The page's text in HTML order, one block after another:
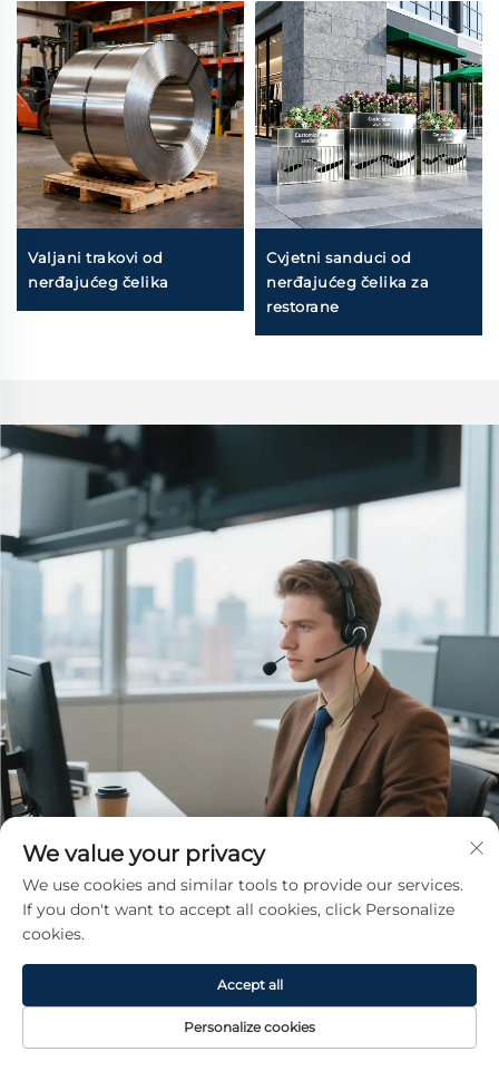
Valjani trakovi od
nerđajućeg čelika
Cvjetni sanduci od
nerđajućeg čelika za
restorane
Dobijte besplatan citat
Naš predstavnik će vas uskoro kontaktirati.
We value your privacy
We use cookies and similar tools to provide our services.
If you don't want to accept all cookies, click Personalize
cookies.
Personalize cookies
Accept all